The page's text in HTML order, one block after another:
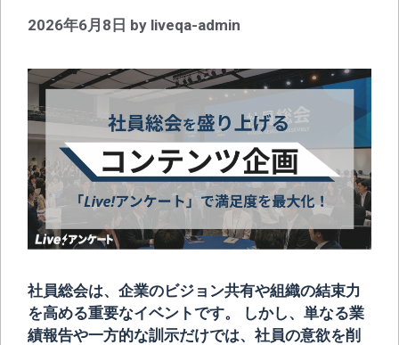
2026年6月8日 by liveqa-admin
社員総会は、企業のビジョン共有や組織の結束力
を高める重要なイベントです。 しかし、単なる業
績報告や一方的な訓示だけでは、社員の意欲を削